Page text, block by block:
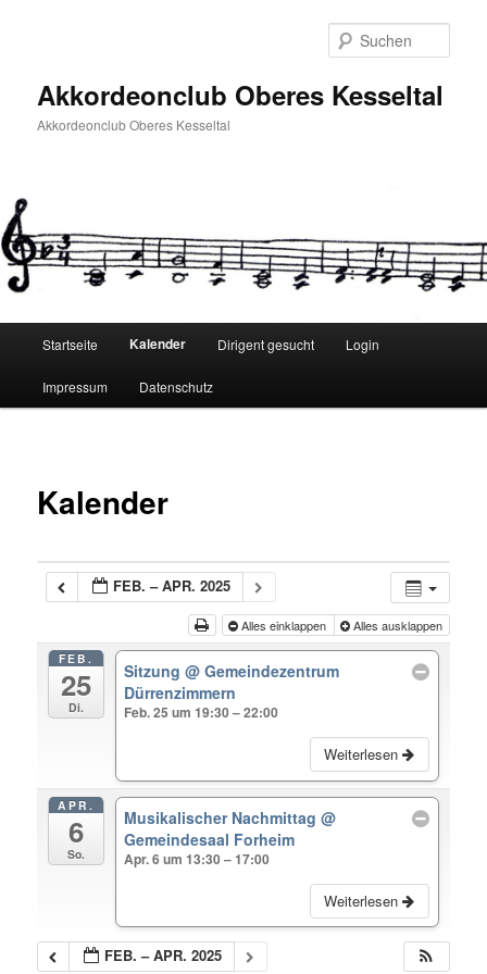
Akkordeonclub Oberes Kesseltal
Akkordeonclub Oberes Kesseltal
Startseite Kalender Dirigent gesucht Login
Impressum Datenschutz
Kalender
FEB. – APR. 2025
Alles einklappen Alles ausklappen
FEB.
25
Di.
Sitzung@ Gemeindezentrum
Dürrenzimmern
Feb. 25 um 19:30 – 22:00
Weiterlesen
APR.
6
So.
Musikalischer Nachmittag@
Gemeindesaal Forheim
Apr. 6 um 13:30 – 17:00
Weiterlesen
FEB. – APR. 2025